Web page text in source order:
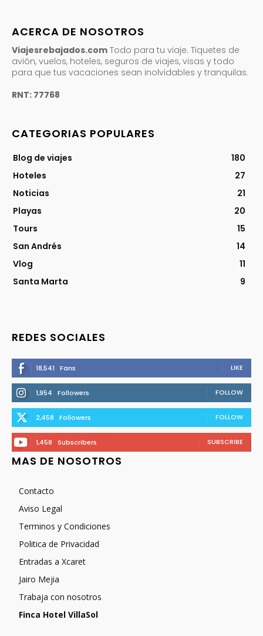
ACERCA DE NOSOTROS
Viajesrebajados.com Todo para tu viaje. Tiquetes de
avión, vuelos, hoteles, seguros de viajes, visas y todo
para que tus vacaciones sean inolvidables y tranquilas.
RNT: 77768
CATEGORIAS POPULARES
Blog de viajes
180
Hoteles
27
Noticias
21
Playas
20
Tours
15
San Andrés
14
Vlog
11
Santa Marta
9
REDES SOCIALES
18,541 Fans LIKE
1,954 Followers FOLLOW
2,458 Followers FOLLOW
1,458 Subscribers SUBSCRIBE
MAS DE NOSOTROS
Contacto
Aviso Legal
Terminos y Condiciones
Politica de Privacidad
Entradas a Xcaret
Jairo Mejia
Trabaja con nosotros
Finca Hotel VillaSol